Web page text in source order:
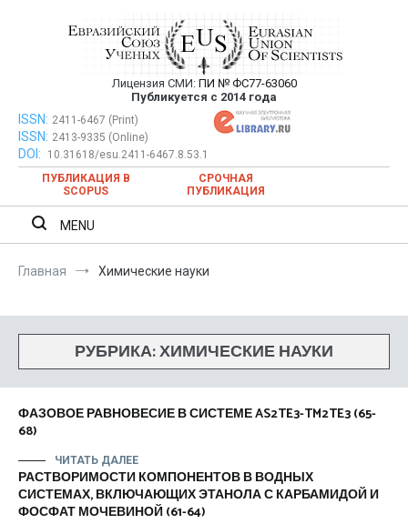
Евразийский Союз Ученых —
публикация научных статей в
ежемесячном научном журнале
Лицензия СМИ: ПИ № ФС77-63060
Публикуется с 2014 года
Евразийский Союз Ученых — публикация научных статей в
ежемесячном научном журнале
ISSN: 2411-6467 (Print)
ISSN: 2413-9335 (Online)
DOI:
10.31618/esu.2411-6467.8.53.1
ПУБЛИКАЦИЯ В
SCOPUS
СРОЧНАЯ
ПУБЛИКАЦИЯ
MENU
Главная Химические науки
РУБРИКА:ХИМИЧЕСКИЕ НАУКИ
ФАЗОВОЕ РАВНОВЕСИЕ В СИСТЕМЕ AS2TE3-TM2TE3 (65-
68)
ЧИТАТЬ ДАЛЕЕ
РАСТВОРИМОСТИ КОМПОНЕНТОВ В ВОДНЫХ
СИСТЕМАХ, ВКЛЮЧАЮЩИХ ЭТАНОЛА С КАРБАМИДОЙ И
ФОСФАТ МОЧЕВИНОЙ (61-64)